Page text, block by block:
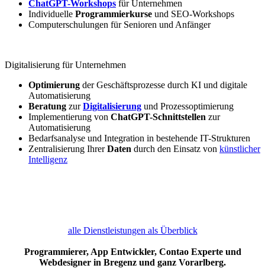
ChatGPT-Workshops für Unternehmen
Individuelle Programmierkurse und SEO-Workshops
Computerschulungen für Senioren und Anfänger
Digitalisierung für Unternehmen
Optimierung der Geschäftsprozesse durch KI und digitale
Automatisierung
Beratung zurDigitalisierung und Prozessoptimierung
Implementierung von ChatGPT-Schnittstellen zur
Automatisierung
Bedarfsanalyse und Integration in bestehende IT-Strukturen
Zentralisierung IhrerDaten durch den Einsatz von künstlicher
Intelligenz
alle Dienstleistungen als Überblick
Programmierer, App Entwickler, Contao Experte und
Webdesigner in Bregenz und ganz Vorarlberg.